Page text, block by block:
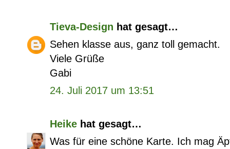
Tieva-Design hat gesagt…
Sehen klasse aus, ganz toll gemacht.
Viele Grüße
Gabi
24. Juli 2017 um 13:51
Heike hat gesagt…
Was für eine schöne Karte. Ich mag